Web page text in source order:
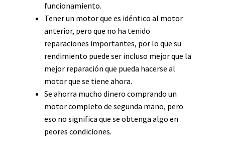
funcionamiento.
Tener un motor que es idéntico al motor
anterior, pero que no ha tenido
reparaciones importantes, por lo que su
rendimiento puede ser incluso mejor que la
mejor reparación que pueda hacerse al
motor que se tiene ahora.
Se ahorra mucho dinero comprando un
motor completo de segunda mano, pero
eso no significa que se obtenga algo en
peores condiciones.